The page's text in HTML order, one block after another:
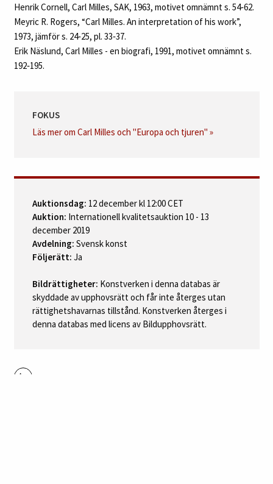
Henrik Cornell, Carl Milles, SAK, 1963, motivet omnämnt s. 54‑62.
Meyric R. Rogers, “Carl Milles. An interpretation of his work”,
1973, jämför s. 24‑25, pl. 33‑37.
Erik Näslund, Carl Milles - en biografi, 1991, motivet omnämnt s.
192‑195.
FOKUS
Läs mer om Carl Milles och "Europa och tjuren" »
Auktionsdag: 12 december kl 12:00 CET
Auktion: Internationell kvalitetsauktion 10 - 13
december 2019
Avdelning: Svensk konst
Följerätt: Ja
Bildrättigheter: Konstverken i denna databas är
skyddade av upphovsrätt och får inte återges utan
rättighetshavarnas tillstånd. Konstverken återges i
denna databas med licens av Bildupphovsrätt.